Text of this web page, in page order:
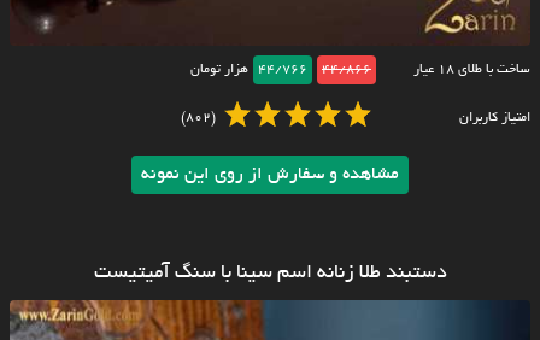
ساخت با طلای ۱۸ عیار 44/866
44/766 هزار تومان
امتیاز کاربران (802)
مشاهده و سفارش از روی این نمونه
دستبند طلا زنانه اسم سینا با سنگ آمیتیست